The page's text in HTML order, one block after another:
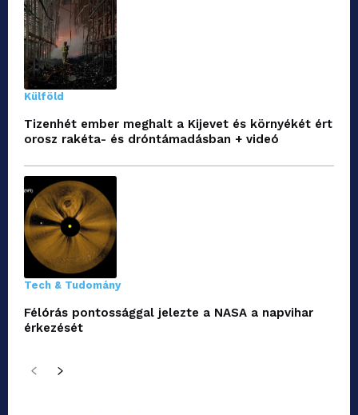
Külföld
Tizenhét ember meghalt a Kijevet és környékét ért
orosz rakéta- és dróntámadásban + videó
Tech & Tudomány
Félórás pontossággal jelezte a NASA a napvihar
érkezését